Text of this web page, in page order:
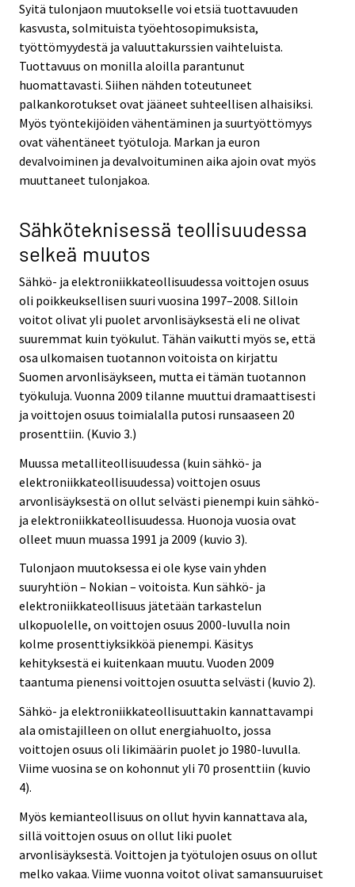
Syitä tulonjaon muutokselle voi etsiä tuottavuuden
kasvusta, solmituista työehtosopimuksista,
työttömyydestä ja valuuttakurssien vaihteluista.
Tuottavuus on monilla aloilla parantunut
huomattavasti. Siihen nähden toteutuneet
palkankorotukset ovat jääneet suhteellisen alhaisiksi.
Myös työntekijöiden vähentäminen ja suurtyöttömyys
ovat vähentäneet työtuloja. Markan ja euron
devalvoiminen ja devalvoituminen aika ajoin ovat myös
muuttaneet tulonjakoa.
Sähköteknisessä teollisuudessa
selkeä muutos
Sähkö- ja elektroniikkateollisuudessa voittojen osuus
oli poikkeuksellisen suuri vuosina 1997–2008. Silloin
voitot olivat yli puolet arvonlisäyksestä eli ne olivat
suuremmat kuin työkulut. Tähän vaikutti myös se, että
osa ulkomaisen tuotannon voitoista on kirjattu
Suomen arvonlisäykseen, mutta ei tämän tuotannon
työkuluja. Vuonna 2009 tilanne muuttui dramaattisesti
ja voittojen osuus toimialalla putosi runsaaseen 20
prosenttiin. (Kuvio 3.)
Muussa metalliteollisuudessa (kuin sähkö- ja
elektroniikkateollisuudessa) voittojen osuus
arvonlisäyksestä on ollut selvästi pienempi kuin sähkö-
ja elektroniikkateollisuudessa. Huonoja vuosia ovat
olleet muun muassa 1991 ja 2009 (kuvio 3).
Tulonjaon muutoksessa ei ole kyse vain yhden
suuryhtiön – Nokian – voitoista. Kun sähkö- ja
elektroniikkateollisuus jätetään tarkastelun
ulkopuolelle, on voittojen osuus 2000-luvulla noin
kolme prosenttiyksikköä pienempi. Käsitys
kehityksestä ei kuitenkaan muutu. Vuoden 2009
taantuma pienensi voittojen osuutta selvästi (kuvio 2).
Sähkö- ja elektroniikkateollisuuttakin kannattavampi
ala omistajilleen on ollut energiahuolto, jossa
voittojen osuus oli likimäärin puolet jo 1980-luvulla.
Viime vuosina se on kohonnut yli 70 prosenttiin (kuvio
4).
Myös kemianteollisuus on ollut hyvin kannattava ala,
sillä voittojen osuus on ollut liki puolet
arvonlisäyksestä. Voittojen ja työtulojen osuus on ollut
melko vakaa. Viime vuonna voitot olivat samansuuruiset